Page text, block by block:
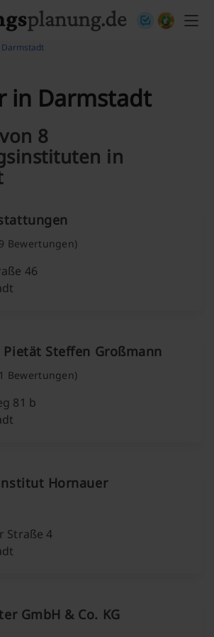
in Darmstadt
8
in
Bewertungen)
46
Steffen Großmann
Bewertungen)
81 b
Hornauer
Straße 4
GmbH & Co. KG